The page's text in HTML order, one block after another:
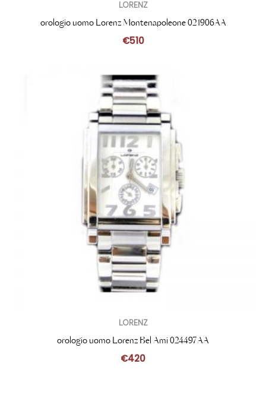
LORENZ
orologio uomo Lorenz Montenapoleone 021906AA
€510
LORENZ
orologio uomo Lorenz Bel Ami 024497AA
€420